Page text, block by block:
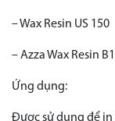
– Wax Resin US 150
– Azza Wax Resin
Ứng dụng:
Được sử dụng để in